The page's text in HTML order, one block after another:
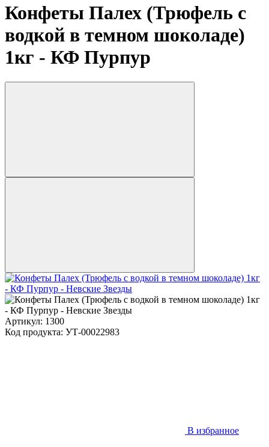
Конфеты Палех (Трюфель с
водкой в темном шоколаде)
1кг - КФ Пурпур
Артикул: 1300
Код продукта: УТ-00022983
В избранное